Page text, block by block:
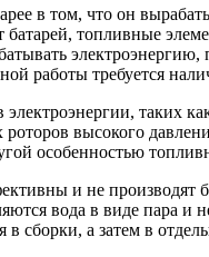
в том, что он
батарей, топливные
работы требуется
электроэнергии, таких
роторов высокого
особенностью
и не производят
вода в виде пара и
сборки, а затем в